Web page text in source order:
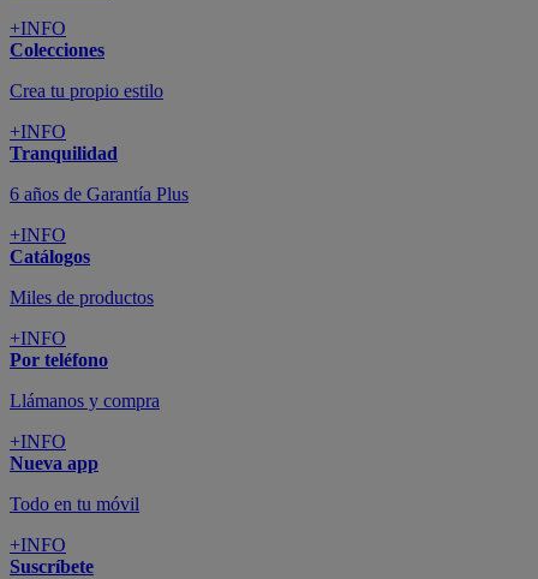
+INFO
Colecciones
Crea tu propio estilo
+INFO
Tranquilidad
6 años de Garantía Plus
+INFO
Catálogos
Miles de productos
+INFO
Por teléfono
Llámanos y compra
+INFO
Nueva app
Todo en tu móvil
+INFO
Suscríbete